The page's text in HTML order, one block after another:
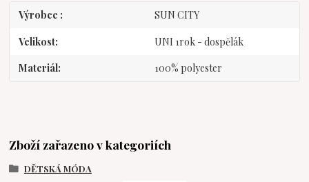
Výrobce SUN CITY
Velikost UNI 1rok - dospělák
Materiál 100% polyester
Zboží zařazeno v kategoriích
DĚTSKÁ MÓDA